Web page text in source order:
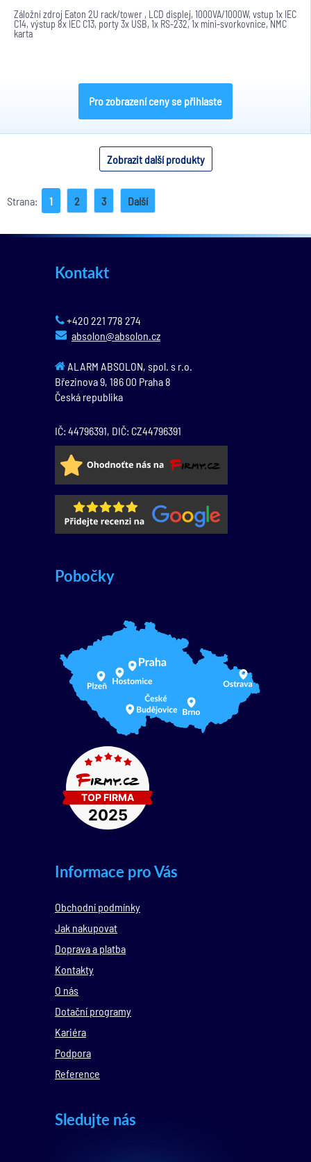
Záložní zdroj Eaton 2U rack/tower , LCD displej, 1000VA/1000W, vstup 1x IEC
C14, výstup 8x IEC C13, porty 3x USB, 1x RS-232, 1x mini-svorkovnice, NMC
karta
Pro zobrazení ceny se přihlaste
Zobrazit další produkty
Strana: 1 2 3 Další
Kontakt
+420 221 778 274
absolon@absolon.cz
ALARM ABSOLON, spol. s r.o.
Březinova 9, 186 00 Praha 8
Česká republika
IČ: 44796391, DIČ: CZ44796391
Pobočky
Informace pro Vás
Obchodní podmínky
Jak nakupovat
Doprava a platba
Kontakty
O nás
Dotační programy
Kariéra
Podpora
Reference
Sledujte nás